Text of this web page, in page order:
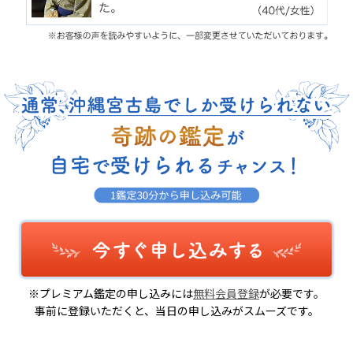
※プレミアム鑑定の申し込みには無料会員登録が必要です。
事前に登録いただくと、当日の申し込みがスムーズです。